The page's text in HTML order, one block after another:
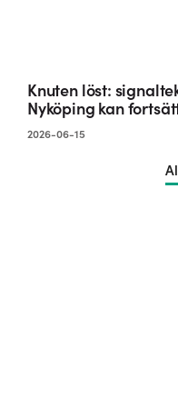
Knuten löst:
Nyköping kan
2026-06-15